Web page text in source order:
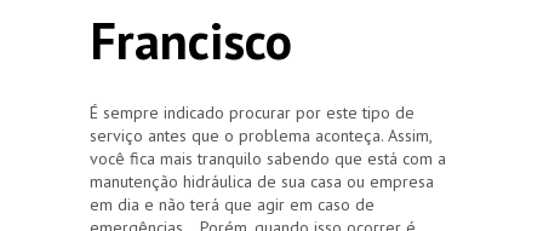
Francisco
É sempre indicado procurar por este tipo de
serviço antes que o problema aconteça. Assim,
você fica mais tranquilo sabendo que está com a
manutenção hidráulica de sua casa ou empresa
em dia e não terá que agir em caso de